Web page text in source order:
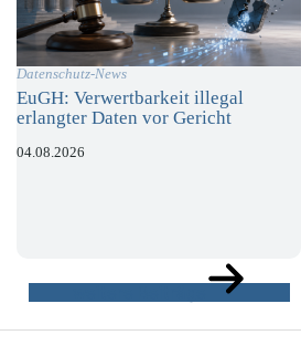
Datenschutz-News
EuGH: Verwertbarkeit illegal
erlangter Daten vor Gericht
04.08.2026